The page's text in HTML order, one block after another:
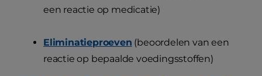
een reactie op medicatie)
Eliminatieproeven (beoordelen van een
reactie op bepaalde voedingsstoffen)